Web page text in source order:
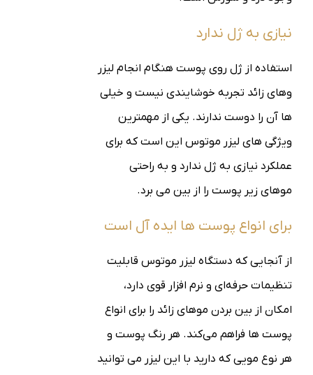
نیازی به ژل ندارد
استفاده از ژل روی پوست هنگام انجام لیزر
وهای زائد تجربه خوشایندی نیست و خیلی
ها آن را دوست ندارند. یکی از مهمترین
ویژگی های لیزر موتوس این است که برای
عملکرد نیازی به ژل ندارد و به راحتی
موهای زیر پوست را از بین می برد.
برای انواع پوست ها ایده آل است
از آنجایی که دستگاه لیزر موتوس قابلیت
تنظیمات حرفه‌ای و نرم افزار قوی دارد،
امکان از بین بردن موهای زائد را برای انواع
پوست ها فراهم می‌کند. هر رنگ پوست و
هر نوع مویی که دارید با این لیزر می توانید